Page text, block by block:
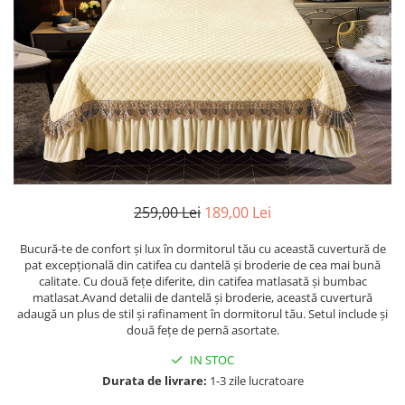
Cearceaf cu elastic
Cearceaf normal
Lenjerii De Pat Creponate
Lenjerii De Pat Bumbac Poplin 2
Persoane
Lenjerii De Pat Bumbac Poplin,
Matlasate, 2 Persoane
Lenjerii De Pat Bumbac Satinat 2
Lenjerii De Pat Volanase
Lenjerii De Pat, Finet Premium 3D,
2 Persoane
Lenjerii De Pat Jacquard
Lenjerii De Pat Catifea
Set Lenjerie De Pat Blana
259,00 Lei 189,00 Lei
Bucură-te de confort și lux în dormitorul tău cu această cuvertură de
pat excepțională din catifea cu dantelă și broderie de cea mai bună
calitate. Cu două fețe diferite, din catifea matlasată și bumbac
matlasat.Avand detalii de dantelă și broderie, această cuvertură
adaugă un plus de stil și rafinament în dormitorul tău. Setul include și
două fețe de pernă asortate.
IN STOC
Durata de livrare: 1-3 zile lucratoare